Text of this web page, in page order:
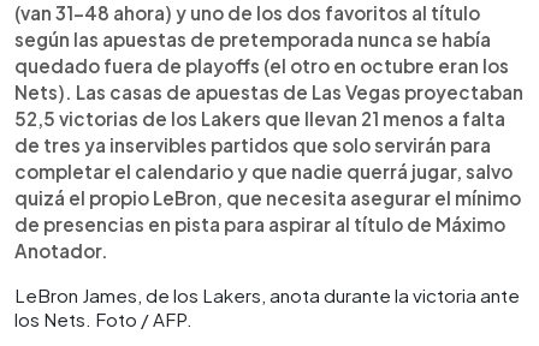
(van 31-48 ahora) y uno de los dos favoritos al título
según las apuestas de pretemporada nunca se había
quedado fuera de playoffs (el otro en octubre eran los
Nets). Las casas de apuestas de Las Vegas proyectaban
52,5 victorias de los Lakers que llevan 21 menos a falta
de tres ya inservibles partidos que solo servirán para
completar el calendario y que nadie querrá jugar, salvo
quizá el propio LeBron, que necesita asegurar el mínimo
de presencias en pista para aspirar al título de Máximo
Anotador.
LeBron James, de los Lakers, anota durante la victoria ante
los Nets. Foto / AFP.